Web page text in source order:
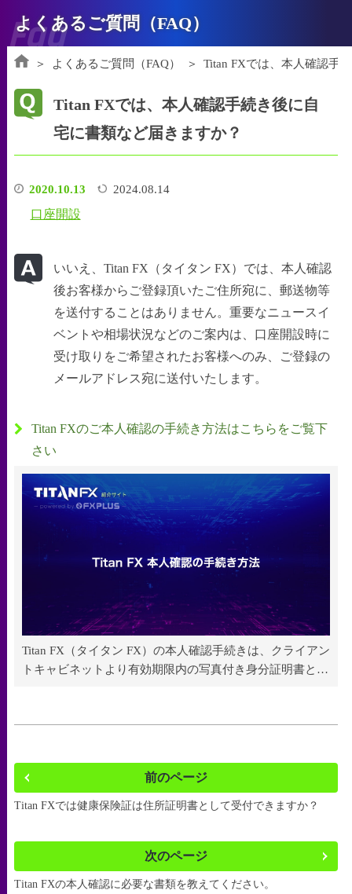
よくあるご質問（FAQ）
Faq
よくあるご質問（FAQ） Titan FXでは、本人確認手
Titan FXでは、本人確認手続き後に自
宅に書類など届きますか？
2020.10.13 2024.08.14
口座開設
いいえ、Titan FX（タイタン FX）では、本人確認
後お客様からご登録頂いたご住所宛に、郵送物等
を送付することはありません。重要なニュースイ
ベントや相場状況などのご案内は、口座開設時に
受け取りをご希望されたお客様へのみ、ご登録の
メールアドレス宛に送付いたします。
Titan FXのご本人確認の手続き方法はこちらをご覧下
さい
Titan FX（タイタン FX）の本人確認手続きは、クライアン
トキャビネットより有効期限内の写真付き身分証明書と6
は担当部署にて確認作業を行い、最短で30分、最長でも1
前のページ
Titan FXでは健康保険証は住所証明書として受付できますか？
次のページ
Titan FXの本人確認に必要な書類を教えてください。